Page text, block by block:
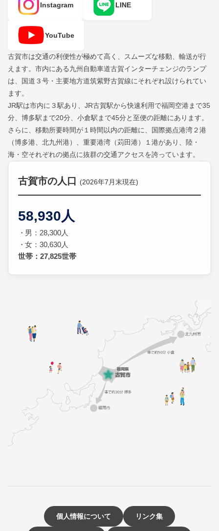
Instagram LINE
YouTube
古賀市は交通の利便性が極めて高く、スムーズな移動、輸送が行
えます。市内にある九州自動車道古賀インターチェンジのランプ
は、国道３号・主要地方道筑紫野古賀線にそれぞれ設けられてい
ます。
JR駅は市内に３駅あり、JR古賀駅から快速利用で福岡空港まで35
分、博多駅まで20分、小倉駅まで45分と至便の距離にあります。
さらに、移動所要時間が１時間以内の距離に、国際拠点港湾２港
（博多港、北九州港）、重要港湾（苅田港）１港があり、陸・
海・空それぞれの拠点に抜群の交通アクセスを誇っています。
古賀市の人口 (2026年7月末現在)
58,930人
男：28,300人
女：30,630人
世帯：27,825世帯
個人情報について リンク集